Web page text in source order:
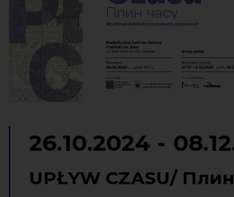
26.10.2024 -
UPŁYW CZASU/